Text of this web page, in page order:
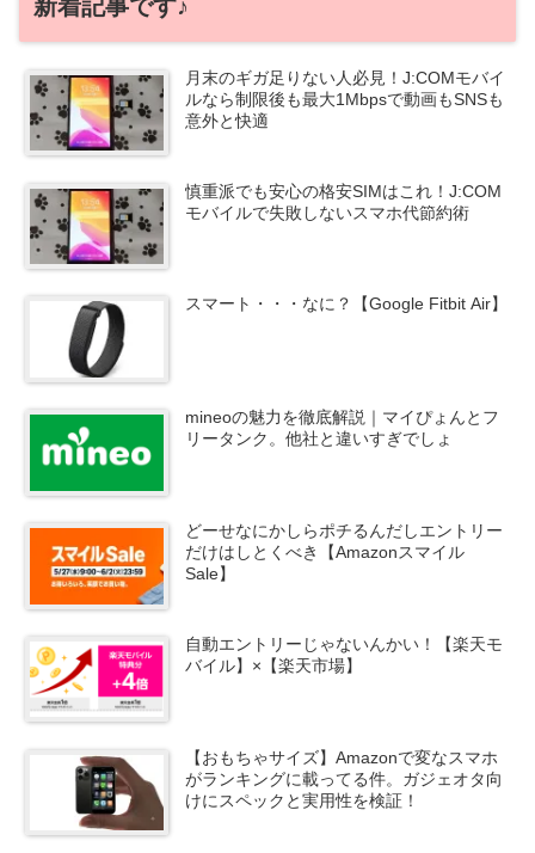
新着記事です♪
月末のギガ足りない人必見！J:COMモバイ
ルなら制限後も最大1Mbpsで動画もSNSも
意外と快適
慎重派でも安心の格安SIMはこれ！J:COM
モバイルで失敗しないスマホ代節約術
スマート・・・なに？【Google Fitbit Air】
mineoの魅力を徹底解説｜マイぴょんとフ
リータンク。他社と違いすぎでしょ
どーせなにかしらポチるんだしエントリー
だけはしとくべき【Amazonスマイル
Sale】
自動エントリーじゃないんかい！【楽天モ
バイル】×【楽天市場】
【おもちゃサイズ】Amazonで変なスマホ
がランキングに載ってる件。ガジェオタ向
けにスペックと実用性を検証！